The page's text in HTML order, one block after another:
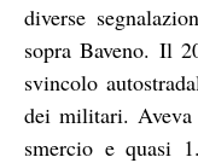
diverse
sopra Baveno. Il
svincolo
dei militari.
smercio e quasi